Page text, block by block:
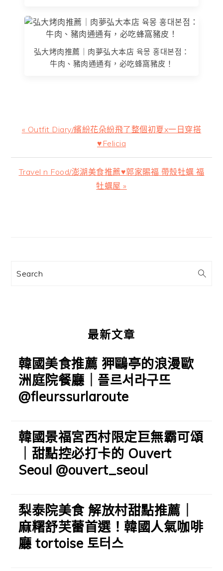
弘大烤肉推薦｜肉夢弘大本店 육몽 홍대본점：
牛肉、豬肉通通有，必吃蜂窩豬皮！
上
篇
文
« Outfit Diary/繽紛花朵紛飛了整個初夏x一日穿搭
♥Felicia
下
Travel n Food/澎湖美食推薦♥郭家賜福 帶殼牡蠣 福
牡蠣屋 »
訊
Search
最新文章
韓國美食推薦 狎鷗亭的浪漫歐
洲庭院餐廳｜플르서라구뜨
@fleurssurlaroute
韓國景福宮西村限定巨無霸可頌
｜甜點控必打卡的 Ouvert
Seoul @ouvert_seoul
梨泰院美食 解放村甜點推薦｜
麻糬舒芙蕾首選！韓國人氣咖啡
廳 tortoise 토터스